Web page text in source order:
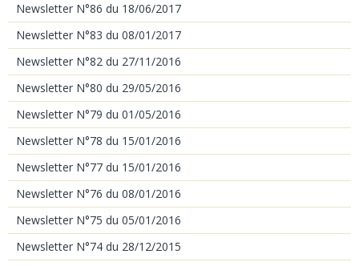
Newsletter N°86 du 18/06/2017
Newsletter N°83 du 08/01/2017
Newsletter N°82 du 27/11/2016
Newsletter N°80 du 29/05/2016
Newsletter N°79 du 01/05/2016
Newsletter N°78 du 15/01/2016
Newsletter N°77 du 15/01/2016
Newsletter N°76 du 08/01/2016
Newsletter N°75 du 05/01/2016
Newsletter N°74 du 28/12/2015